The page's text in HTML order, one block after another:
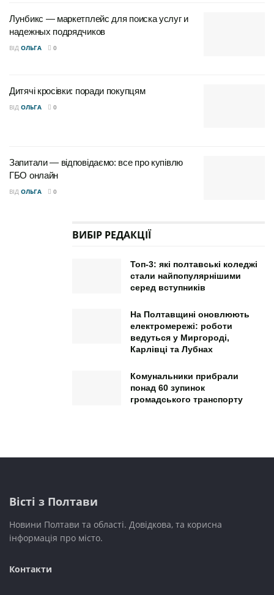
Лунбикс — маркетплейс для поиска услуг и
надежных подрядчиков
ВІД ОЛЬГА 0
Дитячі кросівки: поради покупцям
ВІД ОЛЬГА 0
Запитали — відповідаємо: все про купівлю
ГБО онлайн
ВІД ОЛЬГА 0
ВИБІР РЕДАКЦІЇ
Топ-3: які полтавські коледжі
стали найпопулярнішими
серед вступників
На Полтавщині оновлюють
електромережі: роботи
ведуться у Миргороді,
Карлівці та Лубнах
Комунальники прибрали
понад 60 зупинок
громадського транспорту
Вісті з Полтави
Новини Полтави та області. Довідкова, та корисна
інформація про місто.
Контакти